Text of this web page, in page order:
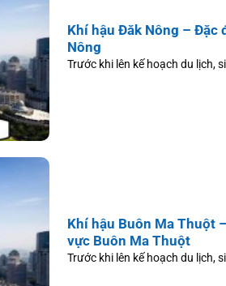
Khí hậu Đăk Nông – Đặc
Nông
Trước khi lên kế hoạch du lịch,
Khí hậu Buôn Ma Thuột
vực Buôn Ma Thuột
Trước khi lên kế hoạch du lịch,